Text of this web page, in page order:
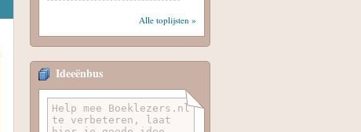
Alle toplijsten »
Ideeënbus